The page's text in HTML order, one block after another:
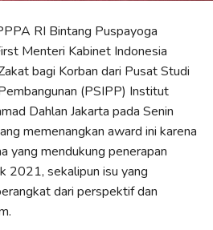
RI Bintang Puspayoga
Menteri Kabinet Indonesia
bagi Korban dari Pusat Studi
(PSIPP) Institut
Dahlan Jakarta pada Senin
memenangkan award ini karena
yang mendukung penerapan
2021, sekalipun isu yang
dari perspektif dan